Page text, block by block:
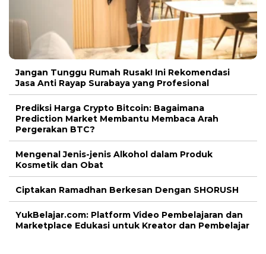
Jangan Tunggu Rumah Rusak! Ini Rekomendasi
Jasa Anti Rayap Surabaya yang Profesional
Prediksi Harga Crypto Bitcoin: Bagaimana
Prediction Market Membantu Membaca Arah
Pergerakan BTC?
Mengenal Jenis-jenis Alkohol dalam Produk
Kosmetik dan Obat
Ciptakan Ramadhan Berkesan Dengan SHORUSH
YukBelajar.com: Platform Video Pembelajaran dan
Marketplace Edukasi untuk Kreator dan Pembelajar